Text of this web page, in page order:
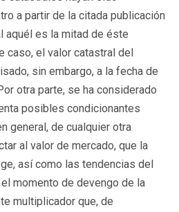
a partir de la citada publicación
aquél es la mitad de éste
caso, el valor catastral del
sin embargo, a la fecha de
otra parte, se ha considerado
posibles condicionantes
general, de cualquier otra
al valor de mercado, que la
así como las tendencias del
momento de devengo de la
multiplicador que, de